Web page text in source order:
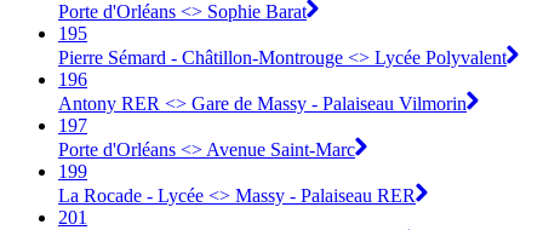
Porte d'Orléans <> Sophie Barat
195
Pierre Sémard - Châtillon-Montrouge <> Lycée Polyvalent
196
Antony RER <> Gare de Massy - Palaiseau Vilmorin
197
Porte d'Orléans <> Avenue Saint-Marc
199
La Rocade - Lycée <> Massy - Palaiseau RER
201